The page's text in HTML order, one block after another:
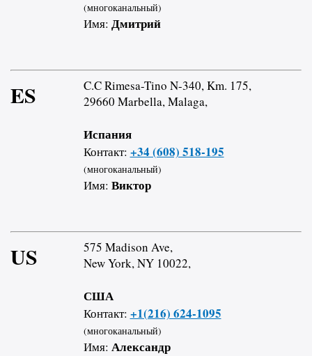
(многоканальный)
Имя: Дмитрий
ES
C.C Rimesa-Tino N-340, Km. 175,
29660 Marbella, Malaga,
Испания
Контакт: +34 (608) 518-195
(многоканальный)
Имя: Виктор
US
575 Madison Ave,
New York, NY 10022,
США
Контакт: +1(216) 624-1095
(многоканальный)
Имя: Александр